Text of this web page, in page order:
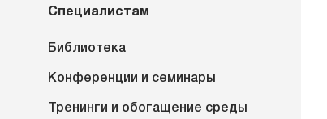
Специалистам
Библиотека
Конференции и семинары
Тренинги и обогащение среды